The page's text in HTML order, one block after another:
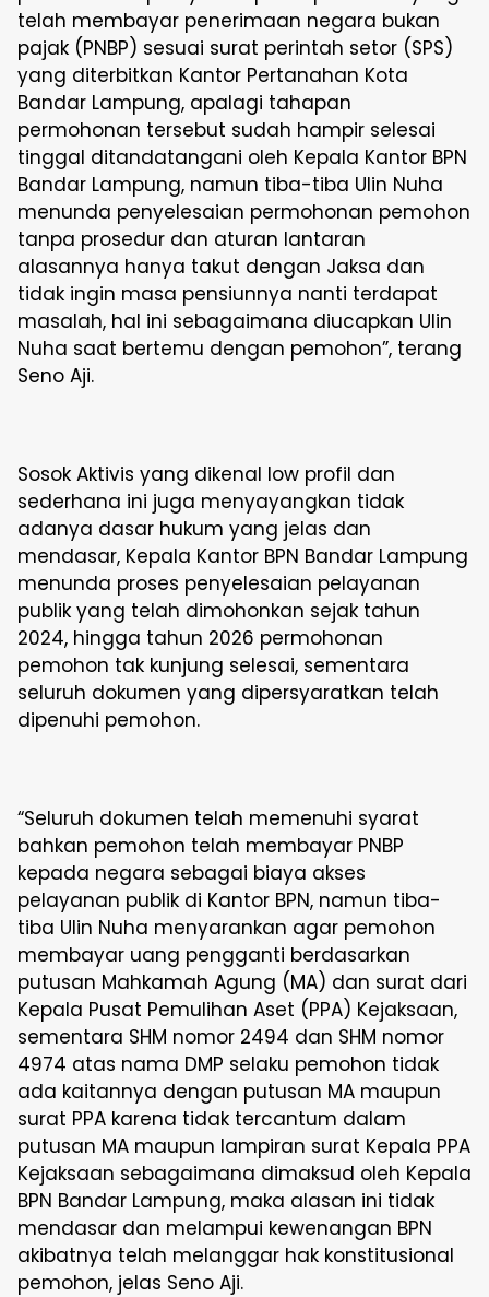
telah membayar penerimaan negara bukan
pajak (PNBP) sesuai surat perintah setor (SPS)
yang diterbitkan Kantor Pertanahan Kota
Bandar Lampung, apalagi tahapan
permohonan tersebut sudah hampir selesai
tinggal ditandatangani oleh Kepala Kantor BPN
Bandar Lampung, namun tiba-tiba Ulin Nuha
menunda penyelesaian permohonan pemohon
tanpa prosedur dan aturan lantaran
alasannya hanya takut dengan Jaksa dan
tidak ingin masa pensiunnya nanti terdapat
masalah, hal ini sebagaimana diucapkan Ulin
Nuha saat bertemu dengan pemohon”, terang
Seno Aji.
Sosok Aktivis yang dikenal low profil dan
sederhana ini juga menyayangkan tidak
adanya dasar hukum yang jelas dan
mendasar, Kepala Kantor BPN Bandar Lampung
menunda proses penyelesaian pelayanan
publik yang telah dimohonkan sejak tahun
2024, hingga tahun 2026 permohonan
pemohon tak kunjung selesai, sementara
seluruh dokumen yang dipersyaratkan telah
dipenuhi pemohon.
“Seluruh dokumen telah memenuhi syarat
bahkan pemohon telah membayar PNBP
kepada negara sebagai biaya akses
pelayanan publik di Kantor BPN, namun tiba-
tiba Ulin Nuha menyarankan agar pemohon
membayar uang pengganti berdasarkan
putusan Mahkamah Agung (MA) dan surat dari
Kepala Pusat Pemulihan Aset (PPA) Kejaksaan,
sementara SHM nomor 2494 dan SHM nomor
4974 atas nama DMP selaku pemohon tidak
ada kaitannya dengan putusan MA maupun
surat PPA karena tidak tercantum dalam
putusan MA maupun lampiran surat Kepala PPA
Kejaksaan sebagaimana dimaksud oleh Kepala
BPN Bandar Lampung, maka alasan ini tidak
mendasar dan melampui kewenangan BPN
akibatnya telah melanggar hak konstitusional
pemohon, jelas Seno Aji.